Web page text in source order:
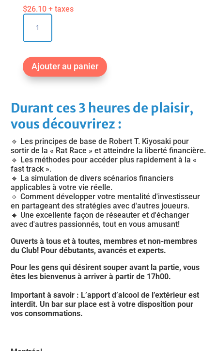
$26.10 + taxes
quantité
de
Cashflow
Ajouter au panier
Durant ces 3 heures de plaisir,
vous découvrirez :
🔹 Les principes de base de Robert T. Kiyosaki pour
sortir de la « Rat Race » et atteindre la liberté financière.
🔹 Les méthodes pour accéder plus rapidement à la «
fast track ».
🔹 La simulation de divers scénarios financiers
applicables à votre vie réelle.
🔹 Comment développer votre mentalité d'investisseur
en partageant des stratégies avec d'autres joueurs.
🔹 Une excellente façon de réseauter et d'échanger
avec d'autres passionnés, tout en vous amusant!
Ouverts à tous et à toutes, membres et non-membres
du Club! Pour débutants, avancés et experts.
Pour les gens qui désirent souper avant la partie, vous
êtes les bienvenus à arriver à partir de 17h00.
Important à savoir : L’apport d’alcool de l’extérieur est
interdit. Un bar sur place est à votre disposition pour
vos consommations.